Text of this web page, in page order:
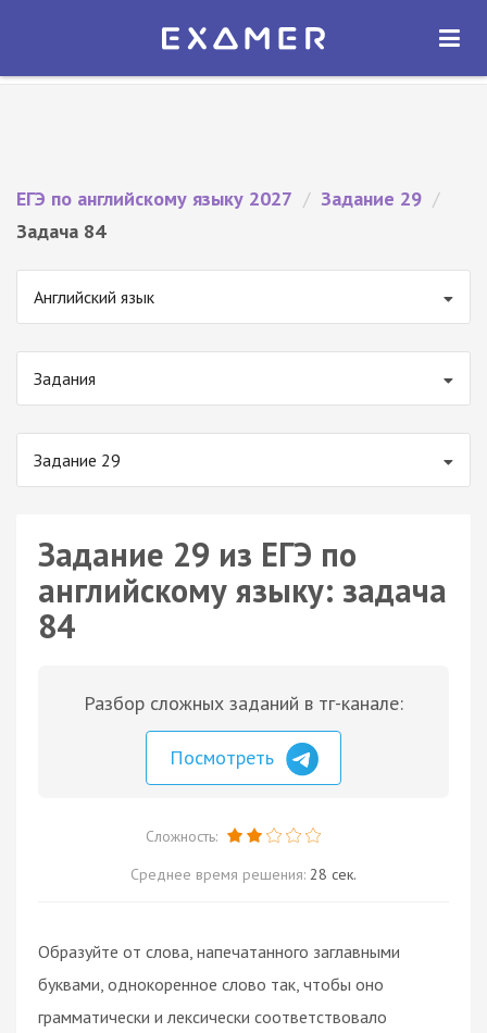
Экзамер — ЕГЭ 2027
ОТКРЫТЬ
ЕГЭ по английскому языку 2027 / Задание 29 /
Задача 84
Английский язык
Задания
Задание 29
Задание 29 из ЕГЭ по
английскому языку: задача
84
Разбор сложных заданий в тг-канале:
Посмотреть
Сложность:
Среднее время решения: 28 сек.
Образуйте от слова, напечатанного заглавными
буквами, однокоренное слово так, чтобы оно
грамматически и лексически соответствовало